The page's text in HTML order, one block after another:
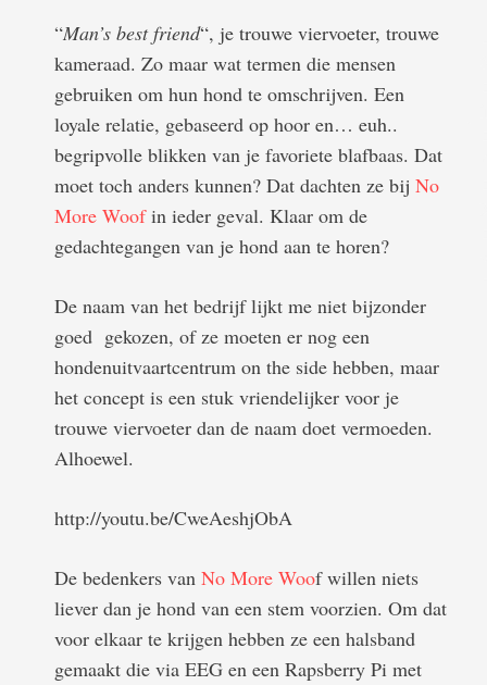
“Man’s best friend“, je trouwe viervoeter, trouwe
kameraad. Zo maar wat termen die mensen
gebruiken om hun hond te omschrijven. Een
loyale relatie, gebaseerd op hoor en… euh..
begripvolle blikken van je favoriete blafbaas. Dat
moet toch anders kunnen? Dat dachten ze bij No
More Woofin ieder geval. Klaar om de
gedachtegangen van je hond aan te horen?
De naam van het bedrijf lijkt me niet bijzonder
goed gekozen, of ze moeten er nog een
hondenuitvaartcentrum on the side hebben, maar
het concept is een stuk vriendelijker voor je
trouwe viervoeter dan de naam doet vermoeden.
Alhoewel.
http://youtu.be/CweAeshjObA
De bedenkers van No More Woof willen niets
liever dan je hond van een stem voorzien. Om dat
voor elkaar te krijgen hebben ze een halsband
gemaakt die via EEG en een Rapsberry Pi met